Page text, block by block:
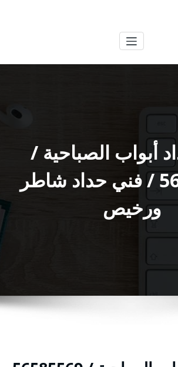
أبواب الصباحية /
56585569 / فني حداد شاطر
ورخيص